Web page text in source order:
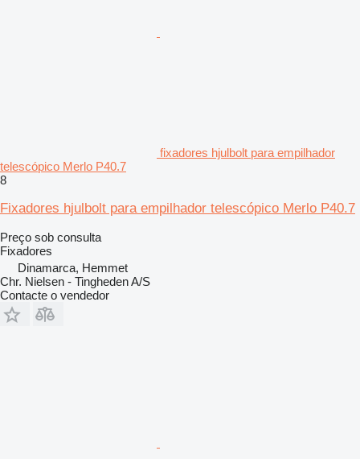
fixadores hjulbolt para empilhador
telescópico Merlo P40.7
8
Fixadores hjulbolt para empilhador telescópico Merlo P40.7
Preço sob consulta
Fixadores
Dinamarca, Hemmet
Chr. Nielsen - Tingheden A/S
Contacte o vendedor